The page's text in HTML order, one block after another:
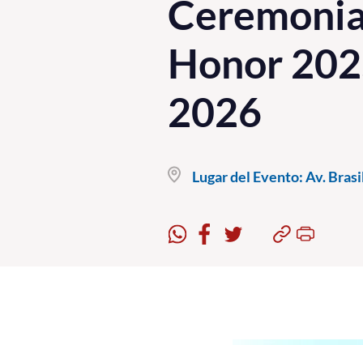
Honor
2026
Lugar del Evento:Av.